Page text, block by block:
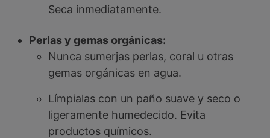
Seca inmediatamente.
Perlas y gemas orgánicas:
Nunca sumerjas perlas, coral u otras
gemas orgánicas en agua.
Límpialas con un paño suave y seco o
ligeramente humedecido. Evita
productos químicos.